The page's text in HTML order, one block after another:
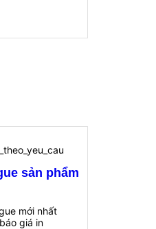
sản phẩm
mới nhất
giá in